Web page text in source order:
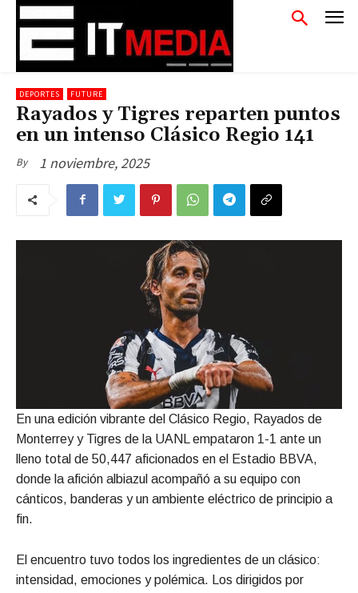
DEPORTES FUTURE
Rayados y Tigres reparten puntos
en un intenso Clásico Regio 141
By 1 noviembre, 2025
En una edición vibrante del Clásico Regio, Rayados de
Monterrey y Tigres de la UANL empataron 1-1 ante un
lleno total de 50,447 aficionados en el Estadio BBVA,
donde la afición albiazul acompañó a su equipo con
cánticos, banderas y un ambiente eléctrico de principio a
fin.
El encuentro tuvo todos los ingredientes de un clásico:
intensidad, emociones y polémica. Los dirigidos por